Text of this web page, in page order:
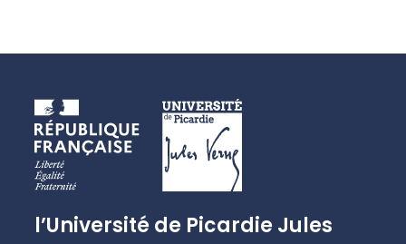
l’Université de Picardie Jules